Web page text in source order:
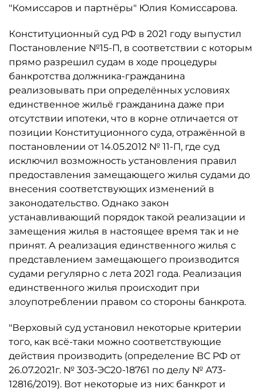
"Комиссаров и партнёры" Юлия Комиссарова.
Конституционный суд РФ в 2021 году выпустил
Постановление №15-П, в соответствии с которым
прямо разрешил судам в ходе процедуры
банкротства должника-гражданина
реализовывать при определённых условиях
единственное жильё гражданина даже при
отсутствии ипотеки, что в корне отличается от
позиции Конституционного суда, отражённой в
постановлении от 14.05.2012 № 11-П, где суд
исключил возможность установления правил
предоставления замещающего жилья судами до
внесения соответствующих изменений в
законодательство. Однако закон
устанавливающий порядок такой реализации и
замещения жилья в настоящее время так и не
принят. А реализация единственного жилья с
представлением замещающего производится
судами регулярно с лета 2021 года. Реализация
единственного жилья происходит при
злоупотреблении правом со стороны банкрота.
"Верховый суд установил некоторые критерии
того, как всё-таки можно соответствующие
действия производить (определение ВС РФ от
26.07.2021г. № 303-ЭС20-18761 по делу № А73-
12816/2019). Вот некоторые из них: банкрот и